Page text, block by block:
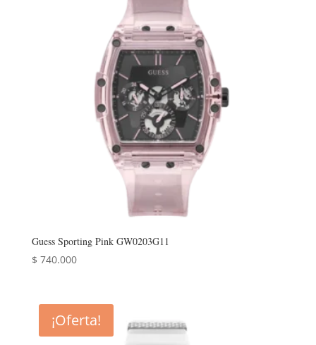
Guess Sporting Pink GW0203G11
$ 740.000
¡Oferta!